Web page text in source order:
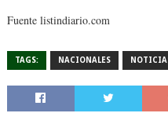
Fuente listindiario.com
TAGS: NACIONALES